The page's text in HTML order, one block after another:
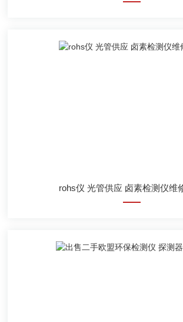
rohs仪 光管供应 卤素检测仪维